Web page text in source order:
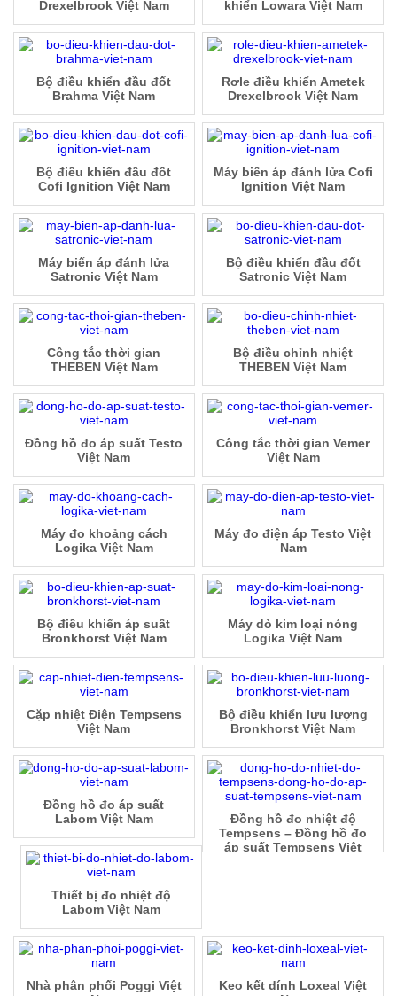
khiển Lowara Việt Nam
Drexelbrook Việt Nam
Rơle điều khiển Ametek
Drexelbrook Việt Nam
Bộ điều khiển đầu đốt
Brahma Việt Nam
Máy biến áp đánh lửa Cofi
Ignition Việt Nam
Bộ điều khiển đầu đốt
Cofi Ignition Việt Nam
Bộ điều khiển đầu đốt
Satronic Việt Nam
Máy biến áp đánh lửa
Satronic Việt Nam
Bộ điều chỉnh nhiệt
THEBEN Việt Nam
Công tắc thời gian
THEBEN Việt Nam
Công tắc thời gian Vemer
Việt Nam
Đồng hồ đo áp suất Testo
Việt Nam
Máy đo điện áp Testo Việt
Nam
Máy đo khoảng cách
Logika Việt Nam
Máy dò kim loại nóng
Logika Việt Nam
Bộ điều khiển áp suất
Bronkhorst Việt Nam
Bộ điều khiển lưu lượng
Bronkhorst Việt Nam
Cặp nhiệt Điện Tempsens
Việt Nam
Đồng hồ đo nhiệt độ
Tempsens – Đồng hồ đo
áp suất Tempsens Việt
Đồng hồ đo áp suất
Labom Việt Nam
Thiết bị đo nhiệt độ
Labom Việt Nam
Nhà phân phối Poggi Việt
Keo kết dính Loxeal Việt